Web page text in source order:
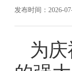
发布时间：2026-
为